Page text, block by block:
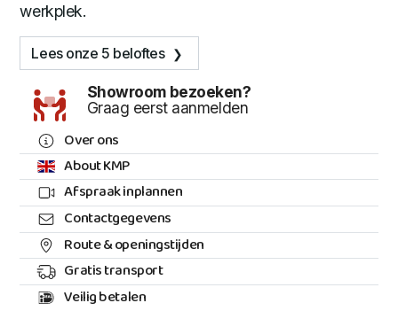
werkplek.
Lees onze 5 beloftes
Showroom bezoeken?
Graag eerst aanmelden
Over ons
About KMP
Afspraak inplannen
Contactgegevens
Route & openingstijden
Gratis transport
Veilig betalen